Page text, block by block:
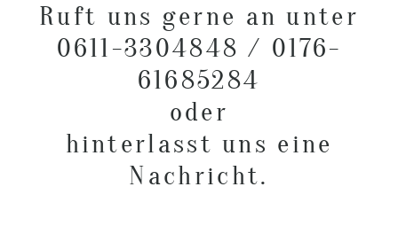
Ruft uns gerne an unter
0611-3304848 / 0176-
61685284
oder
hinterlasst uns eine
Nachricht.